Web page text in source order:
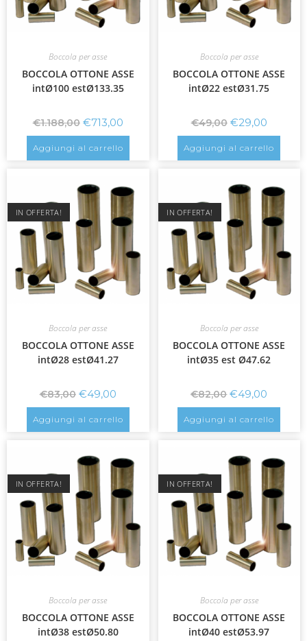
Boccola per asse
BOCCOLA OTTONE ASSE
intØ100 estØ133.35
€1.188,00 €713,00
Aggiungi al carrello
Boccola per asse
BOCCOLA OTTONE ASSE
intØ22 estØ31.75
€49,00 €29,00
Aggiungi al carrello
IN OFFERTA!
Boccola per asse
BOCCOLA OTTONE ASSE
intØ28 estØ41.27
€83,00 €49,00
Aggiungi al carrello
IN OFFERTA!
Boccola per asse
BOCCOLA OTTONE ASSE
intØ35 est Ø47.62
€82,00 €49,00
Aggiungi al carrello
IN OFFERTA!
Boccola per asse
BOCCOLA OTTONE ASSE
intØ38 estØ50.80
IN OFFERTA!
Boccola per asse
BOCCOLA OTTONE ASSE
intØ40 estØ53.97